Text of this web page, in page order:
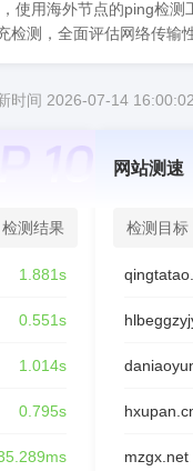
使用海外节点的ping检测
检测，全面评估网络传输
时间 2026-07-14
检测结果
1.881s
0.551s
1.014s
0.795s
网站测速
检测目标
mzgx.net